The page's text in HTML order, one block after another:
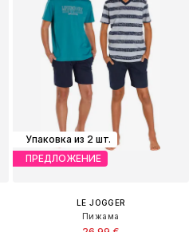
Упаковка из 2 шт.
ПРЕДЛОЖЕНИЕ
LE JOGGER
Пижама